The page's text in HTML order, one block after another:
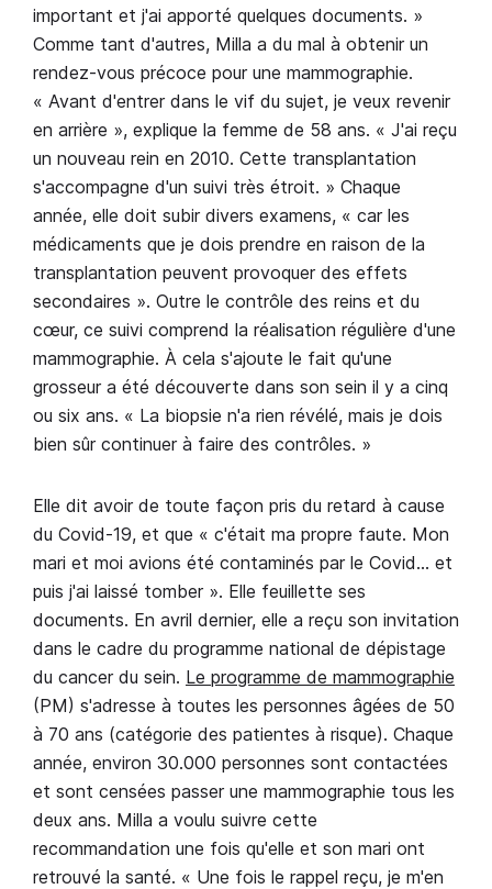
important et j'ai apporté quelques documents. »
Comme tant d'autres, Milla a du mal à obtenir un
rendez-vous précoce pour une mammographie.
« Avant d'entrer dans le vif du sujet, je veux revenir
en arrière », explique la femme de 58 ans. « J'ai reçu
un nouveau rein en 2010. Cette transplantation
s'accompagne d'un suivi très étroit. » Chaque
année, elle doit subir divers examens, « car les
médicaments que je dois prendre en raison de la
transplantation peuvent provoquer des effets
secondaires ». Outre le contrôle des reins et du
cœur, ce suivi comprend la réalisation régulière d'une
mammographie. À cela s'ajoute le fait qu'une
grosseur a été découverte dans son sein il y a cinq
ou six ans. « La biopsie n'a rien révélé, mais je dois
bien sûr continuer à faire des contrôles. »
Elle dit avoir de toute façon pris du retard à cause
du Covid-19, et que « c'était ma propre faute. Mon
mari et moi avions été contaminés par le Covid… et
puis j'ai laissé tomber ». Elle feuillette ses
documents. En avril dernier, elle a reçu son invitation
dans le cadre du programme national de dépistage
du cancer du sein. Le programme de mammographie
(PM) s'adresse à toutes les personnes âgées de 50
à 70 ans (catégorie des patientes à risque). Chaque
année, environ 30.000 personnes sont contactées
et sont censées passer une mammographie tous les
deux ans. Milla a voulu suivre cette
recommandation une fois qu'elle et son mari ont
retrouvé la santé. « Une fois le rappel reçu, je m'en